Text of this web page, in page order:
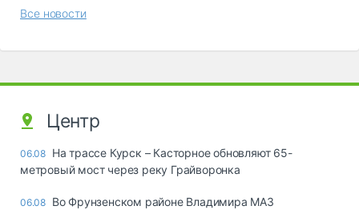
Все новости
Центр
06.08 На трассе Курск – Касторное обновляют 65-
метровый мост через реку Грайворонка
06.08 Во Фрунзенском районе Владимира МАЗ